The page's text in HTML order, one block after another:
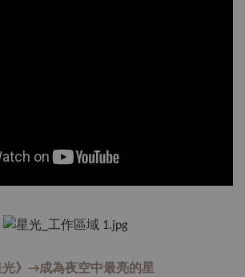
光》→成為夜空中最亮的星